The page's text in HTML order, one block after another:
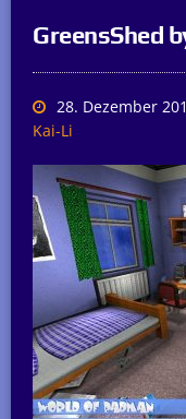
GreensShed
28. Dezember
Kai-Li